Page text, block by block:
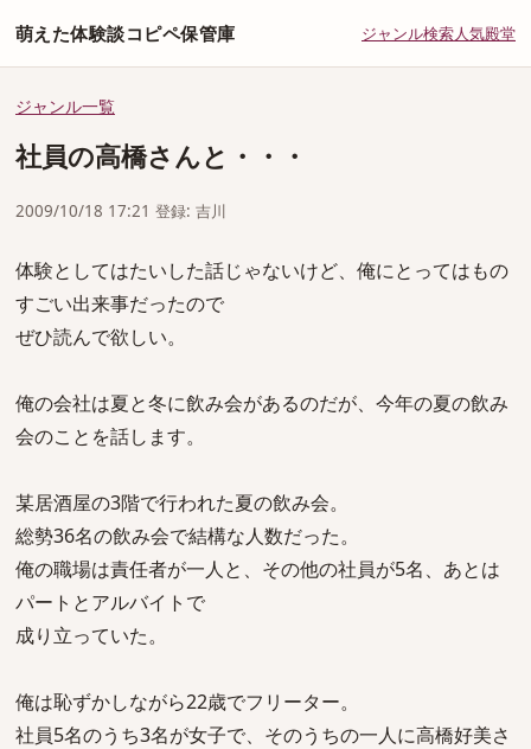
萌えた体験談コピペ保管庫 ジャンル検索人気殿堂
ジャンル一覧
社員の高橋さんと・・・
2009/10/18 17:21 登録: 吉川
体験としてはたいした話じゃないけど、俺にとってはもの
すごい出来事だったので
ぜひ読んで欲しい。
俺の会社は夏と冬に飲み会があるのだが、今年の夏の飲み
会のことを話します。
某居酒屋の3階で行われた夏の飲み会。
総勢36名の飲み会で結構な人数だった。
俺の職場は責任者が一人と、その他の社員が5名、あとは
パートとアルバイトで
成り立っていた。
俺は恥ずかしながら22歳でフリーター。
社員5名のうち3名が女子で、そのうちの一人に高橋好美さ